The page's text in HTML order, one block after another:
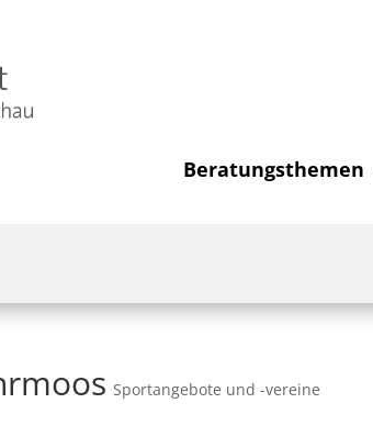
Beratungsthemen
Sportangebote und -vereine